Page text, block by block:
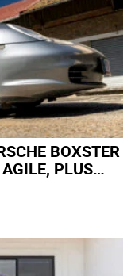
BOXSTER
PLUS